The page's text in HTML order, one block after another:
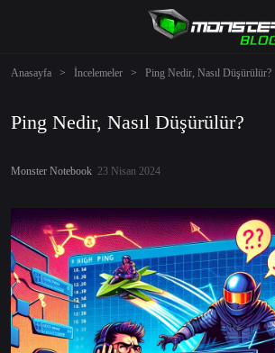
Anasayfa > İncelemeler > Ping Nedir, Nasıl Düşürülür?
Ping Nedir, Nasıl Düşürülür?
Monster Notebook 23 Nisan 2024